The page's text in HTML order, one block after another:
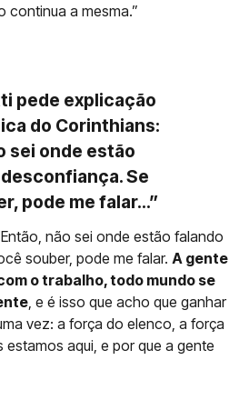
continua a mesma.”
pede explicação
do Corinthians:
sei onde estão
Se
pode me falar...”
não sei onde estão falando
souber, pode me falar. A gente
o trabalho, todo mundo se
, e é isso que acho que ganhar
vez: a força do elenco, a força
aqui, e por que a gente